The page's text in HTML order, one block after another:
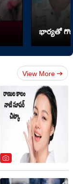
భార్యతో
View More